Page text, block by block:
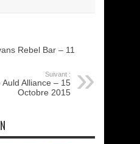
Rebel Bar – 11
Suivant :
Auld Alliance – 15
Octobre 2015